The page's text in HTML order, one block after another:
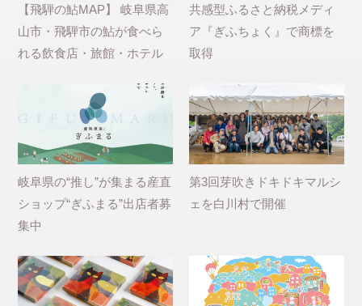
【飛騨の鮎MAP】 岐阜県高
山市・飛騨市の鮎が食べら
れる飲食店・旅館・ホテル
共感型ふるさと納税メディ
ア『ぎふちょく』で商標を
取得
岐阜県の“推し”が集まる産直
ショップ“ぎふまる”出店者募
集中
第3回芽吹きドキドキマルシ
ェを白川村で開催